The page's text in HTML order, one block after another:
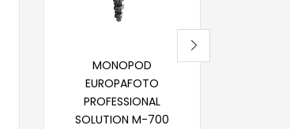
MONOPOD
EUROPAFOTO
PROFESSIONAL
SOLUTION M-700